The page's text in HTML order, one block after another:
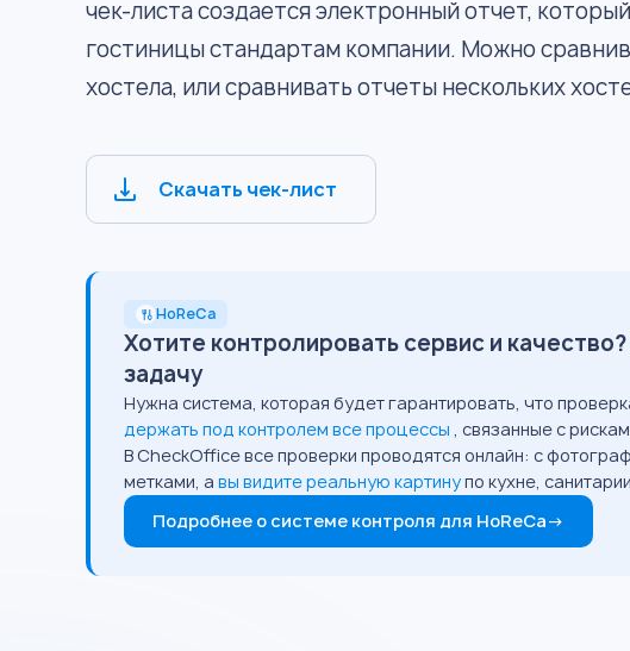
чек-листа создается электронный отчет,
гостиницы стандартам компании. Можно
хостела, или сравнивать отчеты нескольких
Скачать чек-лист
HoReCa
Хотите контролировать сервис и
задачу
Нужна система, которая будет гарантировать, что
держать под контролем все процессы , связанные с
В CheckOffice все проверки проводятся онлайн: с
метками, а вы видите реальную картинупо кухне,
Подробнее о системе контроля для HoReCa→